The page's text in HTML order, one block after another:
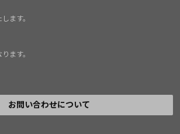
します。
ます。
お問い合わせについて